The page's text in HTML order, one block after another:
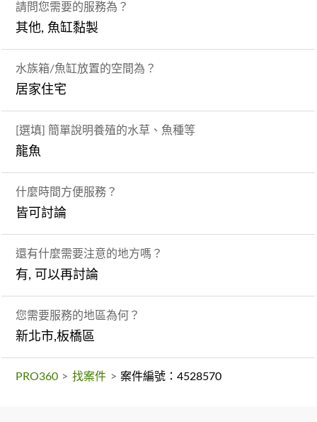
請問您需要的服務為？
其他, 魚缸黏製
水族箱/魚缸放置的空間為？
居家住宅
[選填] 簡單說明養殖的水草、魚種等
龍魚
什麼時間方便服務？
皆可討論
還有什麼需要注意的地方嗎？
有, 可以再討論
您需要服務的地區為何？
新北市,板橋區
PRO360 > 找案件 > 案件編號：4528570